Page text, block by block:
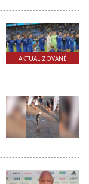
AKTUALIZOVANÉ